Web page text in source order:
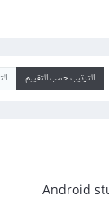
الترتيب حسب التقييم
Android